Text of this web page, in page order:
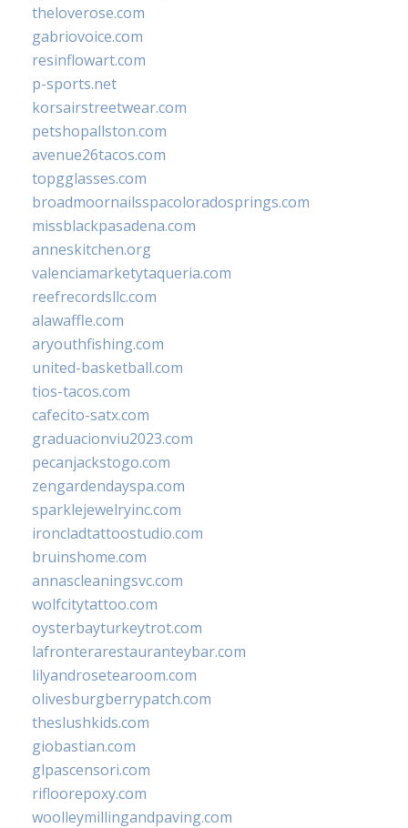
theloverose.com
gabriovoice.com
resinflowart.com
p-sports.net
korsairstreetwear.com
petshopallston.com
avenue26tacos.com
topgglasses.com
broadmoornailsspacoloradosprings.com
missblackpasadena.com
anneskitchen.org
valenciamarketytaqueria.com
reefrecordsllc.com
alawaffle.com
aryouthfishing.com
united-basketball.com
tios-tacos.com
cafecito-satx.com
graduacionviu2023.com
pecanjackstogo.com
zengardendayspa.com
sparklejewelryinc.com
ironcladtattoostudio.com
bruinshome.com
annascleaningsvc.com
wolfcitytattoo.com
oysterbayturkeytrot.com
lafronterarestauranteybar.com
lilyandrosetearoom.com
olivesburgberrypatch.com
theslushkids.com
giobastian.com
glpascensori.com
rifloorepoxy.com
woolleymillingandpaving.com